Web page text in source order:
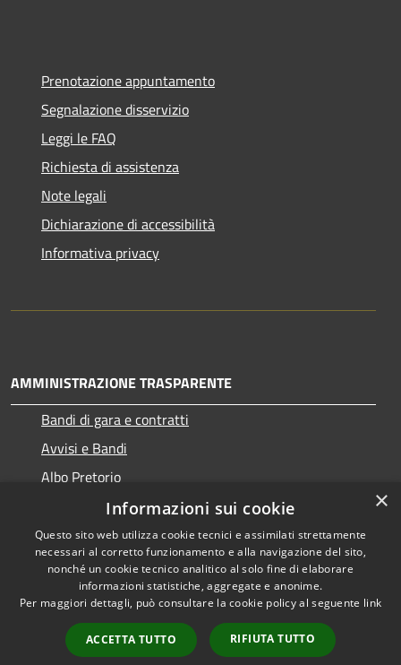
Prenotazione appuntamento
Segnalazione disservizio
Leggi le FAQ
Richiesta di assistenza
Note legali
Dichiarazione di accessibilità
Informativa privacy
AMMINISTRAZIONE TRASPARENTE
Bandi di gara e contratti
Avvisi e Bandi
Albo Pretorio
Accessibilità
Privacy
Mappa del sito
Copyright © 2026 • Comune di
Ragogna • Powered by
Municipium•Accesso
redazione
×
Informazioni sui cookie
Questo sito web utilizza cookie tecnici e assimilati strettamente
necessari al corretto funzionamento e alla navigazione del sito,
nonché un cookie tecnico analitico al solo fine di elaborare
informazioni statistiche, aggregate e anonime.
Per maggiori dettagli, può consultare la cookie policy al seguente link
ACCETTA TUTTO RIFIUTA TUTTO